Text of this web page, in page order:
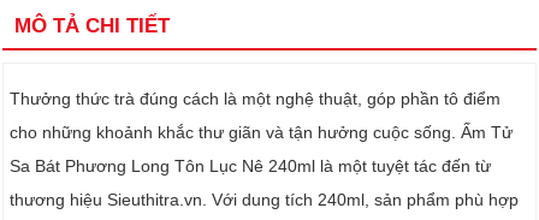
MÔ TẢ CHI TIẾT
Thưởng thức trà đúng cách là một nghệ thuật, góp phần tô điểm
cho những khoảnh khắc thư giãn và tận hưởng cuộc sống. Ấm Tử
Sa Bát Phương Long Tôn Lục Nê 240ml là một tuyệt tác đến từ
thương hiệu Sieuthitra.vn. Với dung tích 240ml, sản phẩm phù hợp